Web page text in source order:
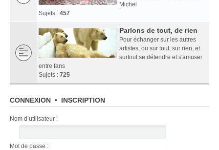
Michel
Sujets : 457
Parlons de tout, de rien
Pour échanger sur les autres
artistes, ou sur tout, sur rien, et
surtout se détendre et s'amuser
entre fans
Sujets : 725
CONNEXION • INSCRIPTION
Nom d’utilisateur :
Mot de passe :